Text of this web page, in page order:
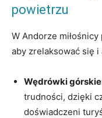
powietrzu
W Andorze
aby zrelaksować się
Wędrówki
trudności,​ dzięki
doświadczeni